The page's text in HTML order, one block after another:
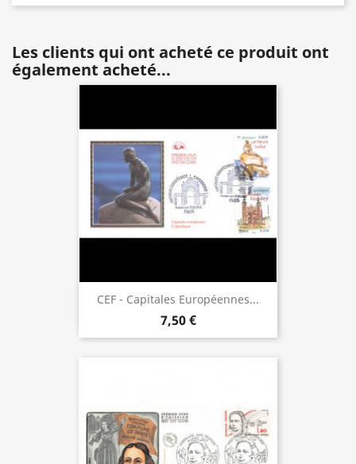
Les clients qui ont acheté ce produit ont
également acheté...
CEF - Capitales Européennes...
7,50 €